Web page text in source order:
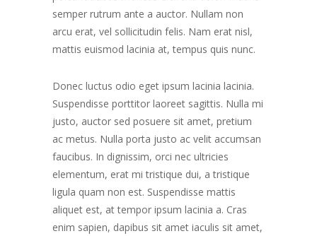
semper rutrum ante a auctor. Nullam non
arcu erat, vel sollicitudin felis. Nam erat nisl,
mattis euismod lacinia at, tempus quis nunc.
Donec luctus odio eget ipsum lacinia lacinia.
Suspendisse porttitor laoreet sagittis. Nulla mi
justo, auctor sed posuere sit amet, pretium
ac metus. Nulla porta justo ac velit accumsan
faucibus. In dignissim, orci nec ultricies
elementum, erat mi tristique dui, a tristique
ligula quam non est. Suspendisse mattis
aliquet est, at tempor ipsum lacinia a. Cras
enim sapien, dapibus sit amet iaculis sit amet,